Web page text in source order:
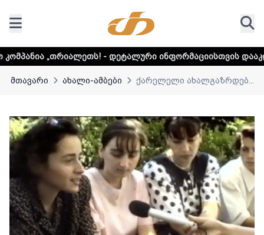
- დეტალური ინფორმაციისთვის დააკლიკეთ ლინკს
მთავარი ახალი-ამბები ქარელელი ახალგაზრდებ...